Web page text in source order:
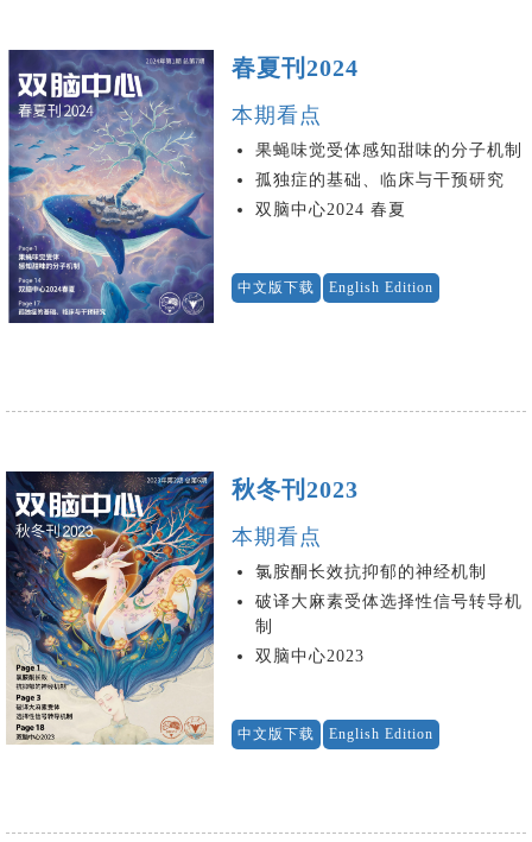
春夏刊2024
本期看点
果蝇味觉受体感知甜味的分子机制
孤独症的基础、临床与干预研究
双脑中心2024 春夏
中文版下载 English Edition
秋冬刊2023
本期看点
氯胺酮长效抗抑郁的神经机制
破译大麻素受体选择性信号转导机
制
双脑中心2023
中文版下载 English Edition